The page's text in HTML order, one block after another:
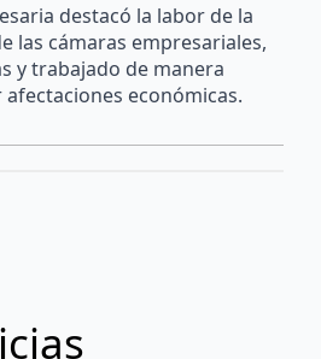
destacó la labor de la
las cámaras empresariales,
y trabajado de manera
económicas.